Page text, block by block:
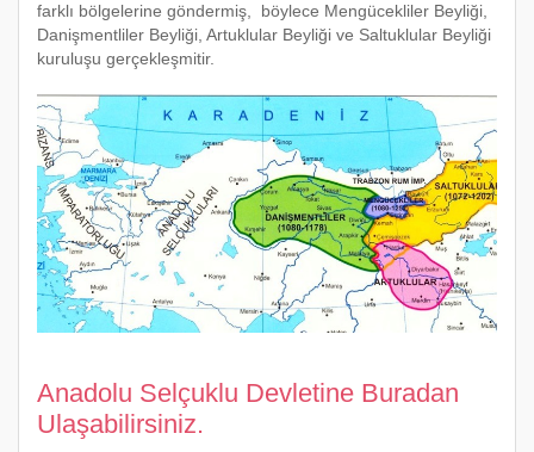
farklı bölgelerine göndermiş, böylece Mengücekliler Beyliği,
Danişmentliler Beyliği, Artuklular Beyliği ve Saltuklular Beyliği
kuruluşu gerçekleşmitir.
Anadolu Selçuklu Devletine Buradan
Ulaşabilirsiniz.